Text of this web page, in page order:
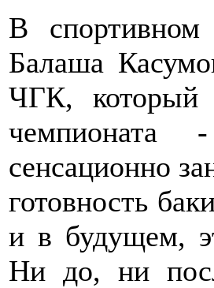
В
Балаша
ЧГК, который
чемпионата
сенсационно
готовность
и в будущем,
Ни до, ни